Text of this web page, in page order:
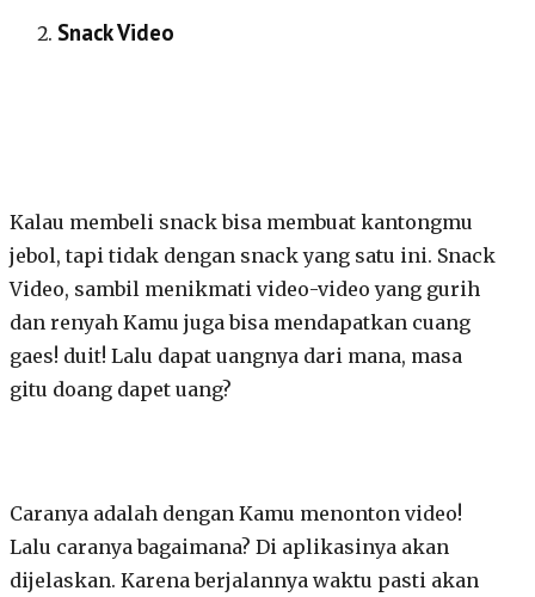
Snack Video
Kalau membeli snack bisa membuat kantongmu
jebol, tapi tidak dengan snack yang satu ini. Snack
Video, sambil menikmati video-video yang gurih
dan renyah Kamu juga bisa mendapatkan cuang
gaes! duit! Lalu dapat uangnya dari mana, masa
gitu doang dapet uang?
Caranya adalah dengan Kamu menonton video!
Lalu caranya bagaimana? Di aplikasinya akan
dijelaskan. Karena berjalannya waktu pasti akan